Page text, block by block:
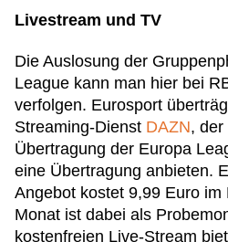
Livestream und TV
Die Auslosung der
League kann man hier bei
verfolgen. Eurosport
Streaming-Dienst DAZN, der
Übertragung der Europa
eine Übertragung anbieten.
Angebot kostet 9,99 Euro im
Monat ist dabei als
kostenfreien Live-Stream